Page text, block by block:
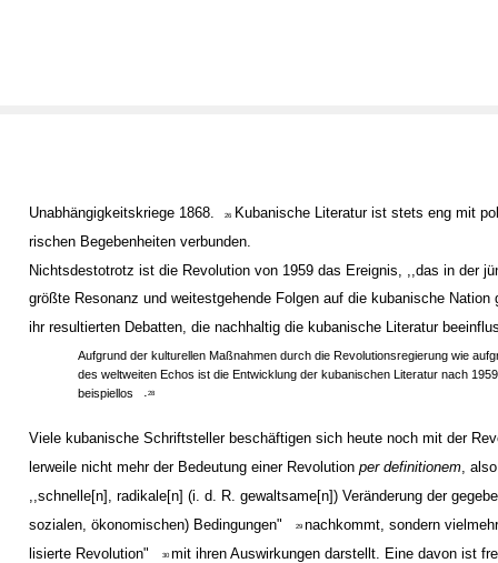
Unabhängigkeitskriege 1868. 26
Kubanische Literatur ist stets eng mit
rischen Begebenheiten verbunden.
Nichtsdestotrotz ist die Revolution von 1959 das Ereignis, ,,das in der
größte Resonanz und weitestgehende Folgen auf die kubanische Nation
ihr resultierten Debatten, die nachhaltig die kubanische Literatur
Aufgrund der kulturellen Maßnahmen durch die Revolutionsregierung wie
des weltweiten Echos ist die Entwicklung der kubanischen Literatur nach 1959
beispiellos
.28
Viele kubanische Schriftsteller beschäftigen sich heute noch mit der
lerweile nicht mehr der Bedeutung einer Revolutionper definitionem,
,,schnelle[n], radikale[n] (i. d. R. gewaltsame[n]) Veränderung der
sozialen, ökonomischen) Bedingungen"
29 nachkommt, sondern
lisierte Revolution"
30 mit ihren Auswirkungen darstellt. Eine davon ist